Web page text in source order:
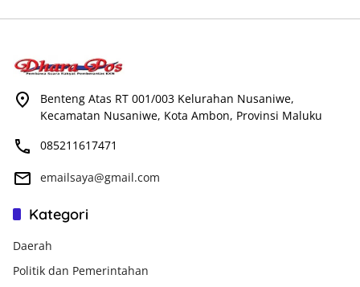
Benteng Atas RT 001/003 Kelurahan Nusaniwe,
Kecamatan Nusaniwe, Kota Ambon, Provinsi Maluku
085211617471
emailsaya@gmail.com
Kategori
Daerah
Politik dan Pemerintahan